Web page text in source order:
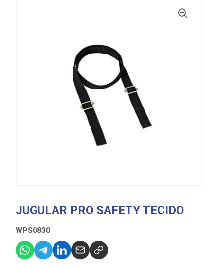
JUGULAR PRO SAFETY TECIDO
WPS0830